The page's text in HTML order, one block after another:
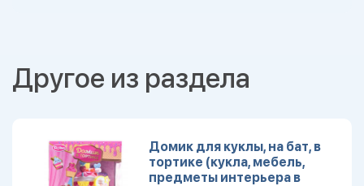
Другое из раздела
Домик для куклы, на бат, в
тортике (кукла, мебель,
предметы интерьера в